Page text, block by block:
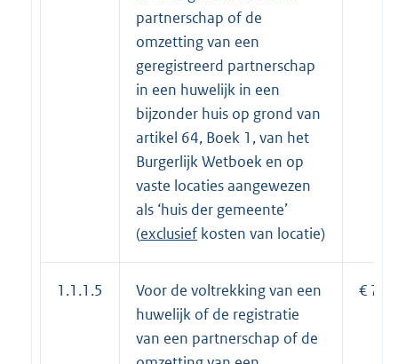
partnerschap of de
omzetting van een
geregistreerd partnerschap
in een huwelijk in een
bijzonder huis op grond van
artikel 64, Boek 1, van het
Burgerlijk Wetboek en op
vaste locaties aangewezen
als ‘huis der gemeente’
(exclusief kosten van locatie)
1.1.1.5
Voor de voltrekking van een
huwelijk of de registratie
van een partnerschap of de
€